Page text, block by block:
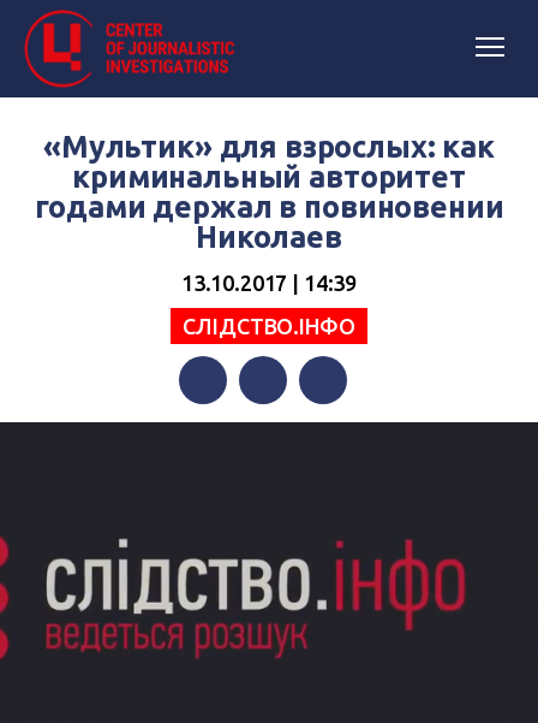
«Мультик» для взрослых: как
криминальный авторитет
годами держал в повиновении
Николаев
13.10.2017 | 14:39
СЛІДСТВО.ІНФО
FacebookTwitterTelegram